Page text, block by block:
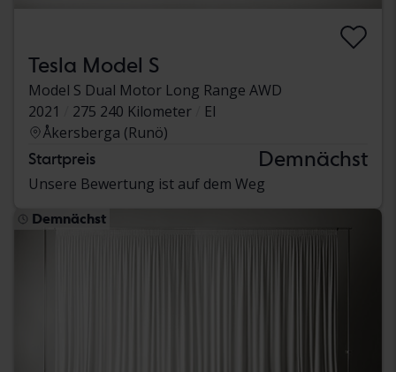
Tesla Model S
Model S Dual Motor Long Range AWD
2021
275 240 Kilometer
El
Åkersberga (Runö)
Startpreis Demnächst
Unsere Bewertung ist auf dem Weg
Demnächst